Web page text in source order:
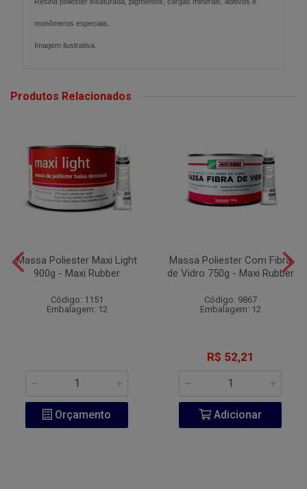
monômeros especiais.
Imagem ilustrativa.
Produtos Relacionados
Massa Poliester Maxi Light
900g - Maxi Rubber
Código: 1151
Embalagem: 12
Orçamento
Massa Poliester Com Fibra
de Vidro 750g - Maxi Rubber
Código: 9867
Embalagem: 12
R$ 52,21
Adicionar